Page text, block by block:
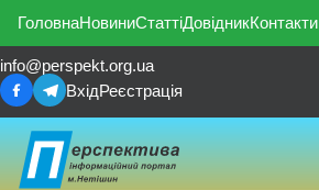
ГоловнаНовиниСтаттіДовідникКонтакти
info@perspekt.org.ua
ВхідРеєстрація